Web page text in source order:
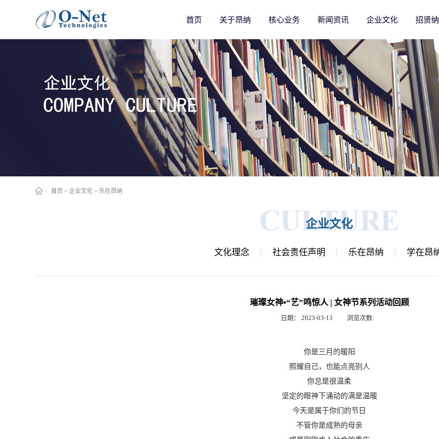
首页 关于昂纳 核心业务 新闻资讯 企业文化 招贤
首页 > 企业文化 > 乐在昂纳
企业文化
文化理念 社会责任声明 乐在昂纳 学在昂
璀璨女神•“艺”鸣惊人 | 女神节系列活动回顾
日期： 2023-03-13 浏览次数:
你是三月的暖阳
照耀自己，也能点亮别人
你总是很温柔
坚定的眼神下涌动的满是温暖
今天是属于你们的节日
不管你是成熟的母亲